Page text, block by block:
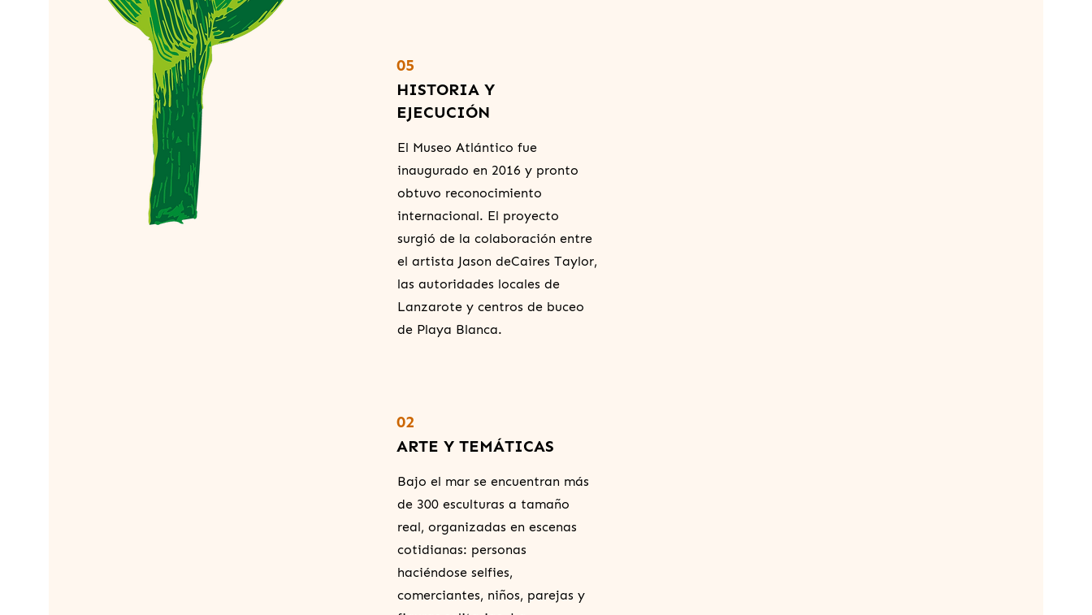
05
HISTORIA Y
EJECUCIÓN
El Museo Atlántico fue
inaugurado en 2016 y pronto
obtuvo reconocimiento
internacional. El proyecto
surgió de la colaboración entre
el artista Jason deCaires Taylor,
las autoridades locales de
Lanzarote y centros de buceo
de Playa Blanca.
02
ARTE Y TEMÁTICAS
Bajo el mar se encuentran más
de 300 esculturas a tamaño
real, organizadas en escenas
cotidianas: personas
haciéndose selfies,
comerciantes, niños, parejas y